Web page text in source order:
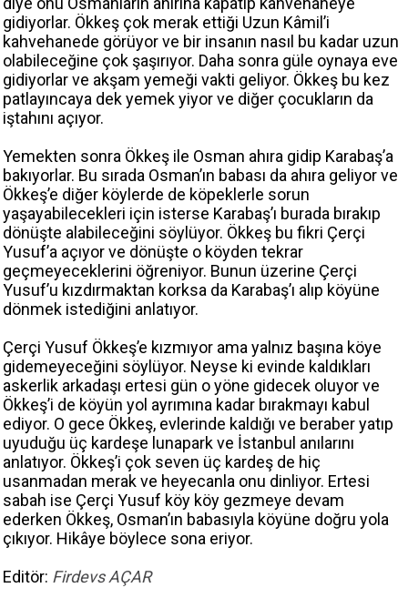
gidiyorlar. Ökkeş çok merak ettiği Uzun Kâmil’i
kahvehanede görüyor ve bir insanın nasıl bu kadar uzun
olabileceğine çok şaşırıyor. Daha sonra güle oynaya eve
gidiyorlar ve akşam yemeği vakti geliyor. Ökkeş bu kez
patlayıncaya dek yemek yiyor ve diğer çocukların da
iştahını açıyor.
Yemekten sonra Ökkeş ile Osman ahıra gidip Karabaş’a
bakıyorlar. Bu sırada Osman’ın babası da ahıra geliyor ve
Ökkeş’e diğer köylerde de köpeklerle sorun
yaşayabilecekleri için isterse Karabaş’ı burada bırakıp
dönüşte alabileceğini söylüyor. Ökkeş bu fikri Çerçi
Yusuf’a açıyor ve dönüşte o köyden tekrar
geçmeyeceklerini öğreniyor. Bunun üzerine Çerçi
Yusuf’u kızdırmaktan korksa da Karabaş’ı alıp köyüne
dönmek istediğini anlatıyor.
Çerçi Yusuf Ökkeş’e kızmıyor ama yalnız başına köye
gidemeyeceğini söylüyor. Neyse ki evinde kaldıkları
askerlik arkadaşı ertesi gün o yöne gidecek oluyor ve
Ökkeş’i de köyün yol ayrımına kadar bırakmayı kabul
ediyor. O gece Ökkeş, evlerinde kaldığı ve beraber yatıp
uyuduğu üç kardeşe lunapark ve İstanbul anılarını
anlatıyor. Ökkeş’i çok seven üç kardeş de hiç
usanmadan merak ve heyecanla onu dinliyor. Ertesi
sabah ise Çerçi Yusuf köy köy gezmeye devam
ederken Ökkeş, Osman’ın babasıyla köyüne doğru yola
çıkıyor. Hikâye böylece sona eriyor.
Editör: Firdevs AÇAR